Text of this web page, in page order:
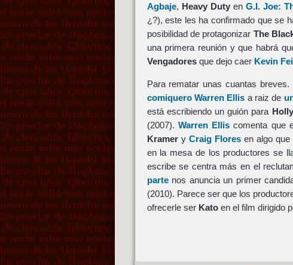
Agbaje, Heavy DutyenG.I. Joe:
¿?), este les ha confirmado que se
posibilidad de protagonizar The
una primera reunión y que habrá
Vengadoresque dejo caer Kevin
Para rematar unas cuantas breves.
comiquero Warren Ellis a raiz de
está escribiendo un guión para
(2007). Warren Ellis comenta que
Kramery Craig Floresen algo que
en la mesa de los productores se
escribe se centra más en el
partenos anuncia un primer
(2010). Parece ser que los
ofrecerle ser Katoen el film dirigido